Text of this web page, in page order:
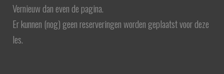
Vernieuw dan even de pagina.
Er kunnen (nog) geen reserveringen worden geplaatst voor deze
les.